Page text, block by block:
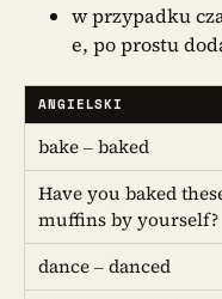
w przypadku
e, po prostu
ANGIELSKI
bake – baked
Have you baked
muffins by yourself?
dance – danced